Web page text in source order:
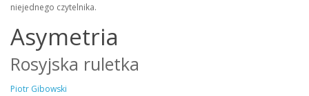
niejednego czytelnika.
Asymetria
Rosyjska ruletka
Piotr Gibowski